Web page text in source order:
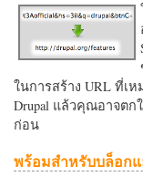
ในการสร้าง URL ที่เห
Drupal แล้วคุณอาจต
ก่อน
พร้อมสำหรับบล็อกแ